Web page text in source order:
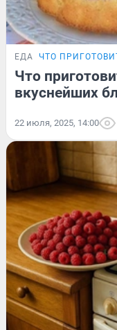
ЕДА ЧТО
Что
вкуснейших
22 июля, 2025, 14:00